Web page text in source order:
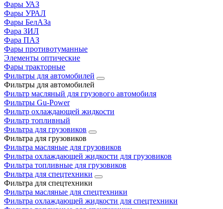
Фары УАЗ
Фары УРАЛ
Фары БелАЗа
Фара ЗИЛ
Фара ПАЗ
Фары противотуманные
Элементы оптические
Фары тракторные
Фильтры для автомобилей
Фильтры для автомобилей
Фильтр масляный для грузового автомобиля
Фильтры Gu-Power
Фильтр охлаждающей жидкости
Фильтр топливный
Фильтра для грузовиков
Фильтра для грузовиков
Фильтра масляные для грузовиков
Фильтра охлаждающей жидкости для грузовиков
Фильтра топливные для грузовиков
Фильтра для спецтехники
Фильтра для спецтехники
Фильтра масляные для спецтехники
Фильтра охлаждающей жидкости для спецтехники